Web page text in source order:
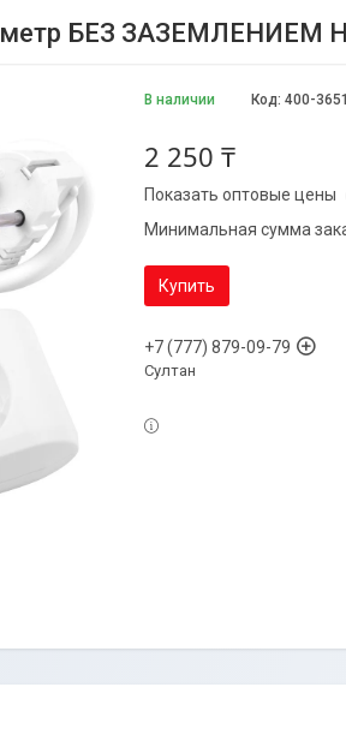
БЕЗ ЗАЗЕМЛЕНИЕМ
В наличии Код: 400-
2 250 ₸
Показать оптовые цены
Минимальная сумма
Купить
+7 (777) 879-09-79
Султан